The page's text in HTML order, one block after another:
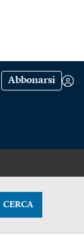
Abbonarsi
CERCA